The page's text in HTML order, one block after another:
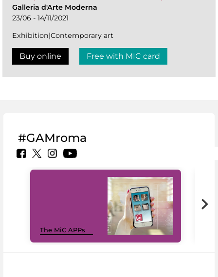
Galleria d'Arte Moderna
23/06 - 14/11/2021
Exhibition|Contemporary art
Buy online Free with MIC card
#GAMroma
The MiC APPs